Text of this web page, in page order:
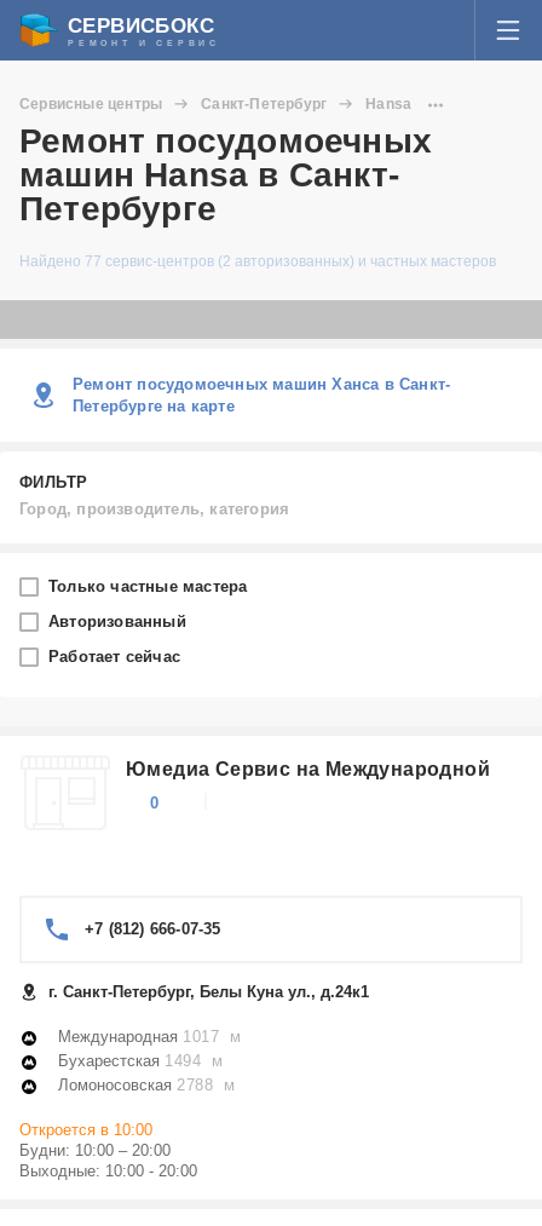
СЕРВИСБОКС
РЕМОНТ И СЕРВИС
Я забыл пароль
СЕРВИСЫ И МАСТЕРА
ВОПРОСЫ И ОТВЕТЫ
СТАТЬИ О РЕМОНТЕ
ДОБАВИТЬ СЕРВИСНЫЙ ЦЕНТР ИЛИ ЧАСТНОГО МАСТЕРА
Сервисные центры Санкт-Петербург
Hansa
Посудомоечные машины
Ремонт посудомоечных
машин Hansa в Санкт-
Петербурге
Найдено 77 сервис-центров (2 авторизованных) и частных мастеров
Ремонт посудомоечных машин Ханса в Санкт-
Петербурге на карте
ФИЛЬТР
Город, производитель, категория
Санкт-Петербург
Производитель
Только частные мастера
Авторизованный
Работает сейчас
Юмедиа Сервис на Международной
0
+7 (812) 666-07-35
г. Санкт-Петербург, Белы Куна ул., д.24к1
Международная 1017 м
Бухарестская 1494 м
Ломоносовская 2788 м
Откроется в 10:00
Будни: 10:00 – 20:00
Выходные: 10:00 - 20:00